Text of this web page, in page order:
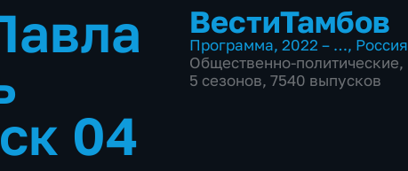
04
ВестиТамбов
Программа, 2022 – …, Россия
Общественно-политические,
5 сезонов, 7540 выпусков